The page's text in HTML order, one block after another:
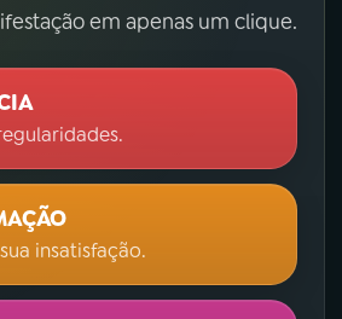
em apenas um clique.
insatisfação.